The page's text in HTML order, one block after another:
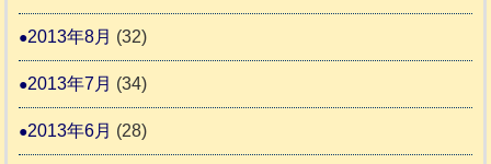
2013年8月 (32)
2013年7月 (34)
2013年6月 (28)